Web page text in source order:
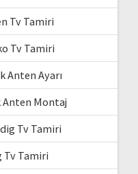
Tv Tamiri
Tv Tamiri
Anten Ayarı
Anten Montaj
Tv Tamiri
Tv Tamiri